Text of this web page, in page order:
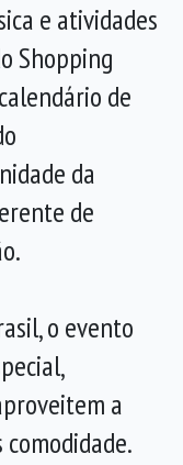
e atividades
Shopping
de
da
de
o evento
a